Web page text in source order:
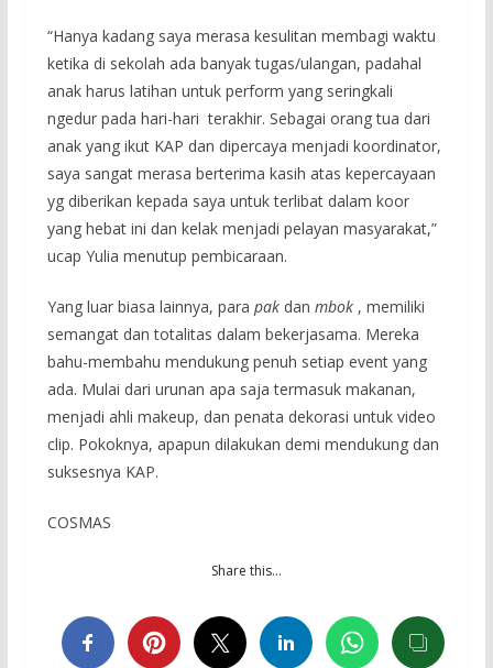
“Hanya kadang saya merasa kesulitan membagi waktu
ketika di sekolah ada banyak tugas/ulangan, padahal
anak harus latihan untuk perform yang seringkali
ngedur pada hari-hari terakhir. Sebagai orang tua dari
anak yang ikut KAP dan dipercaya menjadi koordinator,
saya sangat merasa berterima kasih atas kepercayaan
yg diberikan kepada saya untuk terlibat dalam koor
yang hebat ini dan kelak menjadi pelayan masyarakat,”
ucap Yulia menutup pembicaraan.
Yang luar biasa lainnya, para pakdan mbok, memiliki
semangat dan totalitas dalam bekerjasama. Mereka
bahu-membahu mendukung penuh setiap event yang
ada. Mulai dari urunan apa saja termasuk makanan,
menjadi ahli makeup, dan penata dekorasi untuk video
clip. Pokoknya, apapun dilakukan demi mendukung dan
suksesnya KAP.
COSMAS
Share this…